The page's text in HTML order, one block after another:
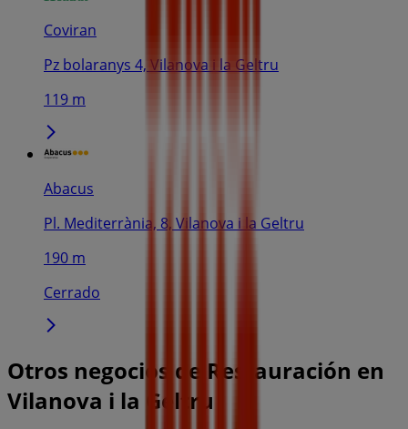
Coviran
Pz bolaranys 4, Vilanova i la Geltru
119 m
Abacus
Pl. Mediterrània, 8, Vilanova i la Geltru
190 m
Cerrado
Otros negocios de Restauración en
Vilanova i la Geltru